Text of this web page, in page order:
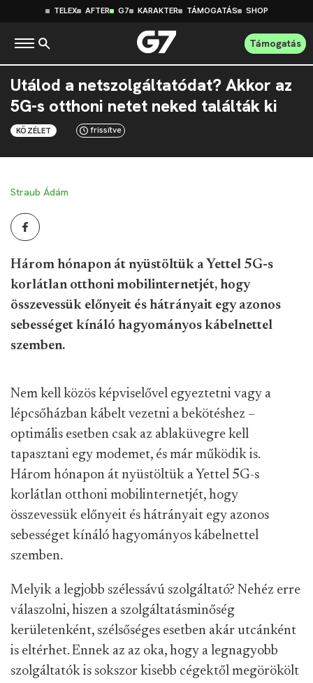
TELEX AFTER G7 KARAKTER TÁMOGATÁS SHOP
Támogatás
Utálod a netszolgáltatódat? Akkor az
5G-s otthoni netet neked találták ki
KÖZÉLET frissítve
Straub Ádám
Három hónapon át nyüstöltük a Yettel 5G-s
korlátlan otthoni mobilinternetjét, hogy
összevessük előnyeit és hátrányait egy azonos
sebességet kínáló hagyományos kábelnettel
szemben.
Nem kell közös képviselővel egyeztetni vagy a
lépcsőházban kábelt vezetni a bekötéshez –
optimális esetben csak az ablaküvegre kell
tapasztani egy modemet, és már működik is.
Három hónapon át nyüstöltük a Yettel 5G-s
korlátlan otthoni mobilinternetjét, hogy
összevessük előnyeit és hátrányait egy azonos
sebességet kínáló hagyományos kábelnettel
szemben.
Melyik a legjobb szélessávú szolgáltató? Nehéz erre
válaszolni, hiszen a szolgáltatásminőség
kerületenként, szélsőséges esetben akár utcánként
is eltérhet. Ennek az az oka, hogy a legnagyobb
szolgáltatók is sokszor kisebb cégektől megörökölt